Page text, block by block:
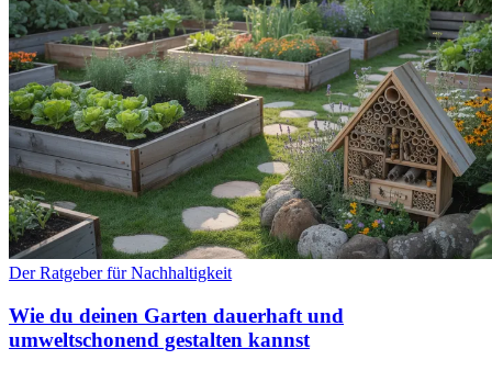
Der Ratgeber für Nachhaltigkeit
Wie du deinen Garten dauerhaft und
umweltschonend gestalten kannst